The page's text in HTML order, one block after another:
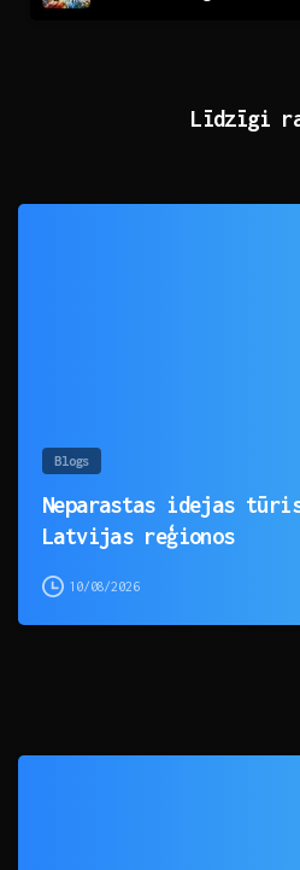
Līdzīgi
Blogs
Neparastas idejas
Latvijas reģionos
10/08/2026